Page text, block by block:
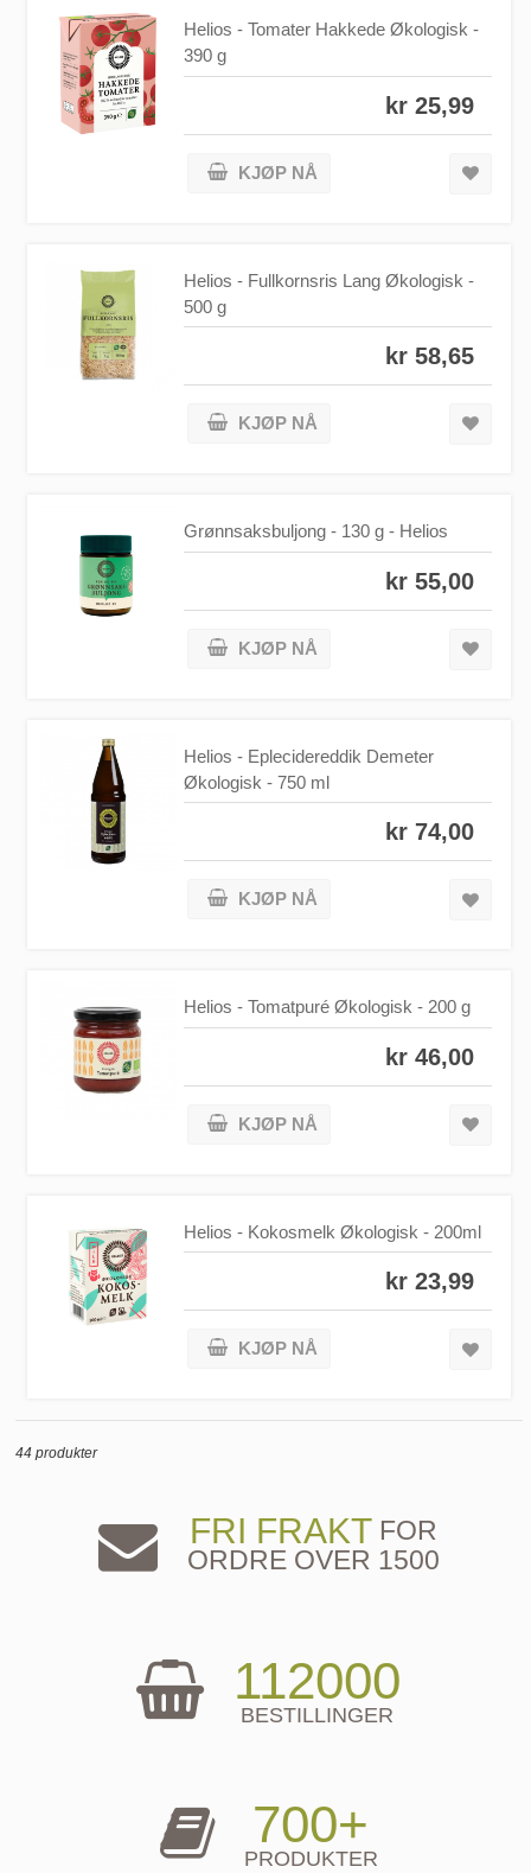
Helios - Tomater Hakkede Økologisk -
390 g
kr 25,99
KJØP NÅ
Helios - Fullkornsris Lang Økologisk -
500 g
kr 58,65
KJØP NÅ
Grønnsaksbuljong - 130 g - Helios
kr 55,00
KJØP NÅ
Helios - Eplecidereddik Demeter
Økologisk - 750 ml
kr 74,00
KJØP NÅ
Helios - Tomatpuré Økologisk - 200 g
kr 46,00
KJØP NÅ
Helios - Kokosmelk Økologisk - 200ml
kr 23,99
KJØP NÅ
44 produkter
FRI FRAKTFOR
ORDRE OVER 1500
112000
BESTILLINGER
700+
PRODUKTER